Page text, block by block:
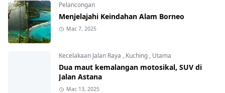
Pelancongan
Menjelajahi Keindahan Alam Borneo
Mac 7, 2025
Kecelakaan Jalan Raya , Kuching, Utama
Dua maut kemalangan motosikal, SUV di
Jalan Astana
Mac 13, 2025